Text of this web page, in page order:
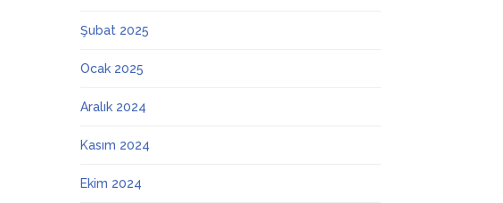
Şubat 2025
Ocak 2025
Aralık 2024
Kasım 2024
Ekim 2024